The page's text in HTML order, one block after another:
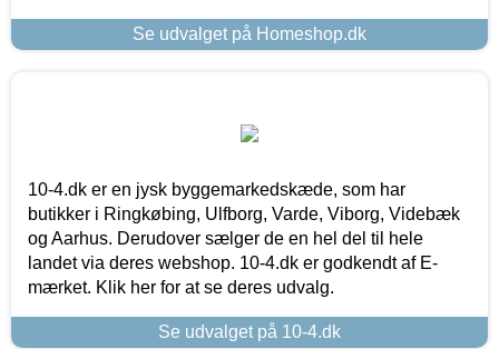
Se udvalget på Homeshop.dk
10-4.dk er en jysk byggemarkedskæde, som har
butikker i Ringkøbing, Ulfborg, Varde, Viborg, Videbæk
og Aarhus. Derudover sælger de en hel del til hele
landet via deres webshop. 10-4.dk er godkendt af E-
mærket. Klik her for at se deres udvalg.
Se udvalget på 10-4.dk